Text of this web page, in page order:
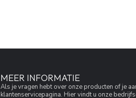
MEER INFORMATIE
Als je vragen hebt over onze producten of je
klantenservicepagina. Hier vindt u onze